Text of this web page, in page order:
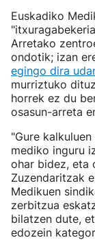
Euskadiko
Arretako
ondotik; izan
egingo dira
murriztuko
horrek ez du
osasun-arreta
"Gure
mediko inguru
ohar bidez, eta
Zuzendaritzak
Medikuen
zerbitzua
bilatzen dute,
edozein